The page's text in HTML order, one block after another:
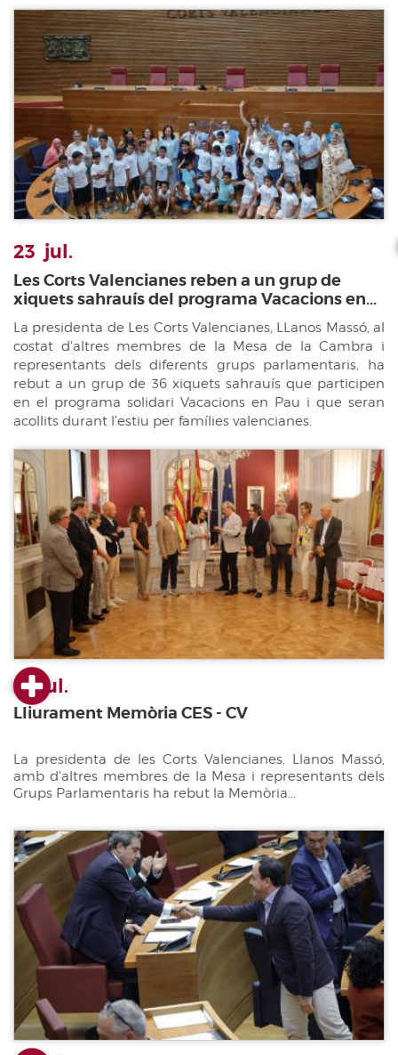
23 jul.
Les Corts Valencianes reben a un grup de
xiquets sahrauís del programa Vacacions en...
La presidenta de Les Corts Valencianes, LLanos Massó, al
costat d'altres membres de la Mesa de la Cambra i
representants dels diferents grups parlamentaris, ha
rebut a un grup de 36 xiquets sahrauís que participen
en el programa solidari Vacacions en Pau i que seran
acollits durant l'estiu per famílies valencianes.
23 jul.
Lliurament Memòria CES - CV
La presidenta de les Corts Valencianes, Llanos Massó,
amb d'altres membres de la Mesa i representants dels
Grups Parlamentaris ha rebut la Memòria...